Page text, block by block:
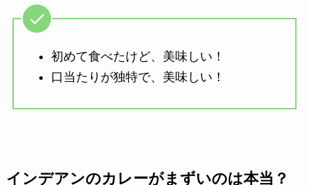
初めて食べたけど、美味しい！
口当たりが独特で、美味しい！
インデアンのカレーがまずいのは本当？